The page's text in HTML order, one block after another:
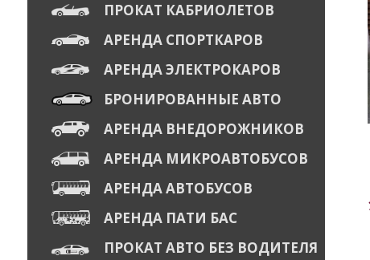
ПРОКАТ КАБРИОЛЕТОВ
АРЕНДА СПОРТКАРОВ
АРЕНДА ЭЛЕКТРОКАРОВ
БРОНИРОВАННЫЕ АВТО
АРЕНДА ВНЕДОРОЖНИКОВ
АРЕНДА МИКРОАВТОБУСОВ
АРЕНДА АВТОБУСОВ
АРЕНДА ПАТИ БАС
ПРОКАТ АВТО БЕЗ ВОДИТЕЛЯ